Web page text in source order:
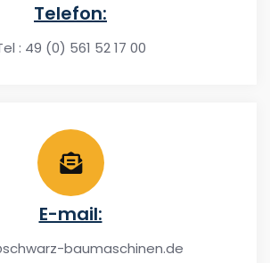
Telefon:
: 49 (0) 561 52 17 00
E-mail:
baumaschinen.de